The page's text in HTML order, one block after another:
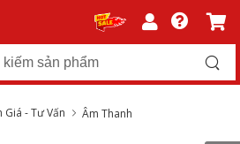
Giá - Tư Vấn Âm Thanh